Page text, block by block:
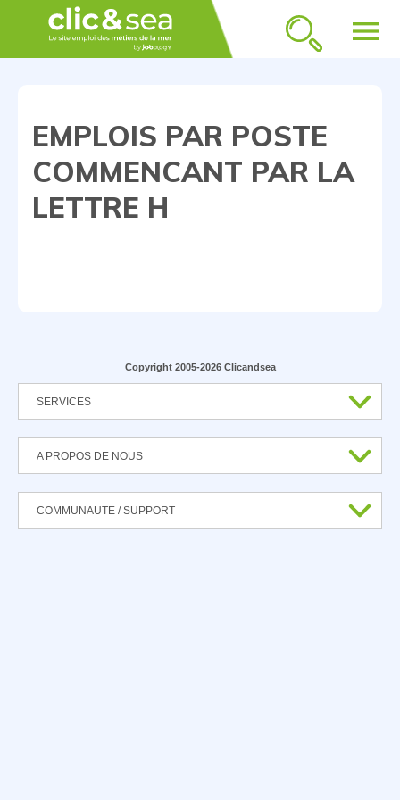
menu
EMPLOIS PAR POSTE
COMMENCANT PAR LA
LETTRE H
Copyright 2005-2026 Clicandsea
SERVICES
A PROPOS DE NOUS
COMMUNAUTE / SUPPORT